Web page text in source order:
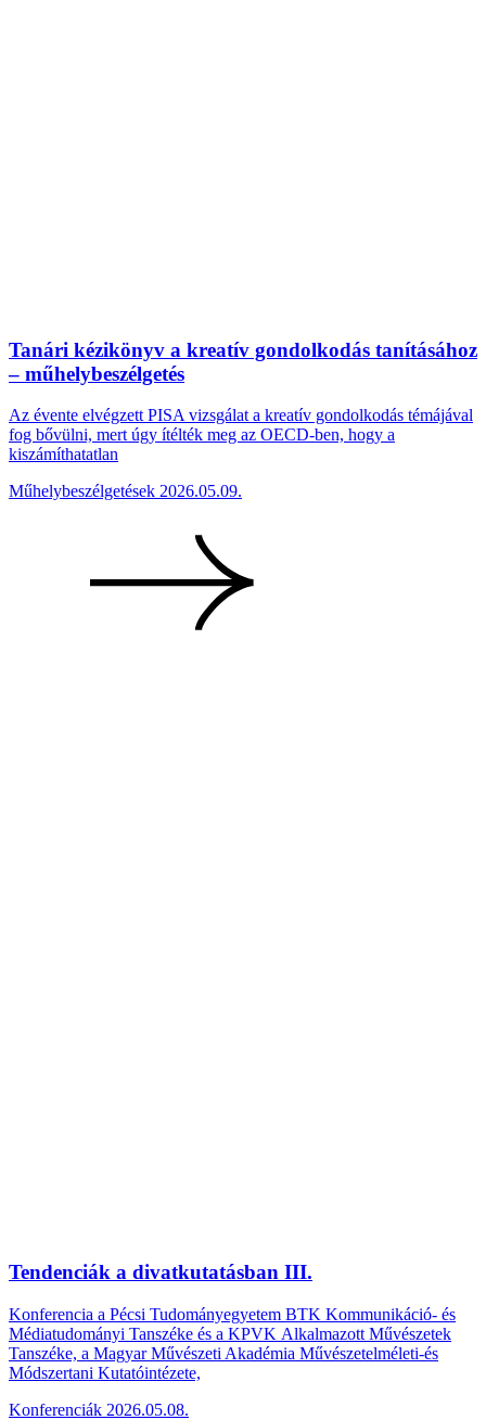
Tanári kézikönyv a kreatív gondolkodás tanításához
– műhelybeszélgetés
Az évente elvégzett PISA vizsgálat a kreatív gondolkodás témájával
fog bővülni, mert úgy ítélték meg az OECD-ben, hogy a
kiszámíthatatlan
Műhelybeszélgetések 2026.05.09.
Tendenciák a divatkutatásban III.
Konferencia a Pécsi Tudományegyetem BTK Kommunikáció- és
Médiatudományi Tanszéke és a KPVK Alkalmazott Művészetek
Tanszéke, a Magyar Művészeti Akadémia Művészetelméleti-és
Módszertani Kutatóintézete,
Konferenciák 2026.05.08.